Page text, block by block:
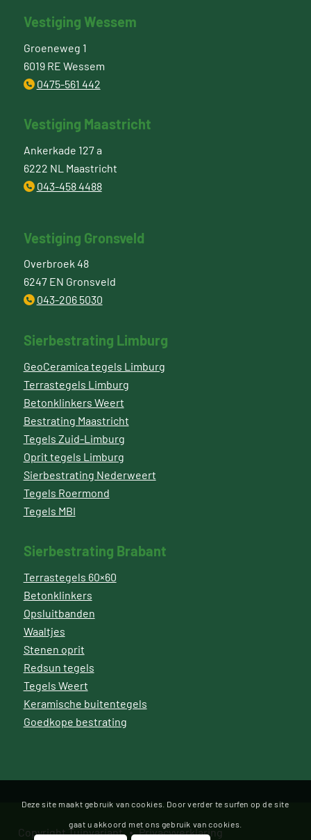
Vestiging Wessem
Groeneweg 1
6019 RE Wessem
0475-561 442
Vestiging Maastricht
Ankerkade 127 a
6222 NL Maastricht
043-458 4488
Vestiging Gronsveld
Overbroek 48
6247 EN Gronsveld
043-206 5030
Sierbestrating Limburg
GeoCeramica tegels Limburg
Terrastegels Limburg
Betonklinkers Weert
Bestrating Maastricht
Tegels Zuid-Limburg
Oprit tegels Limburg
Sierbestrating Nederweert
Tegels Roermond
Tegels MBI
Sierbestrating Brabant
Terrastegels 60×60
Betonklinkers
Opsluitbanden
Waaltjes
Stenen oprit
Redsun tegels
Tegels Weert
Keramische buitentegels
Goedkope bestrating
Copyright Tuinvariant Privacyverklaring
Deze site maakt gebruik van cookies. Door verder te surfen op de site
gaat u akkoord met ons gebruik van cookies.